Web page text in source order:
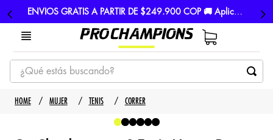
ENVIOS GRATIS A PARTIR DE $249.900 COP 🚚 Aplican TyC
¿Qué estás buscando?
TÉRMINOS MÁS BUSCADOS
MUJER TENIS CORRER